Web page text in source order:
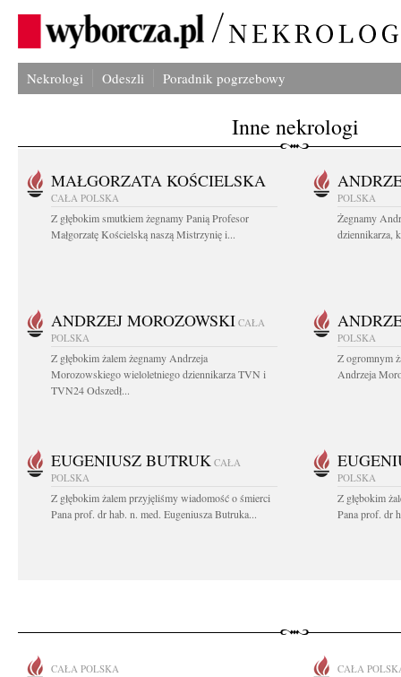
Nekrologi Odeszli Poradnik pogrzebowy
Inne nekrologi
MAŁGORZATA KOŚCIELSKA
CAŁA POLSKA
Z głębokim smutkiem żegnamy Panią Profesor
Małgorzatę Kościelską naszą Mistrzynię i...
POLSKA
Żegnamy
dziennikarza,
ANDRZEJ MOROZOWSKI CAŁA
POLSKA
Z głębokim żalem żegnamy Andrzeja
Morozowskiego wieloletniego dziennikarza TVN i
TVN24 Odszedł...
POLSKA
Z ogromnym
Andrzeja
EUGENIUSZ BUTRUK CAŁA
POLSKA
Z głębokim żalem przyjęliśmy wiadomość o śmierci
Pana prof. dr hab. n. med. Eugeniusza Butruka...
POLSKA
Z głębokim
Pana prof. dr
CAŁA POLSKA CAŁA